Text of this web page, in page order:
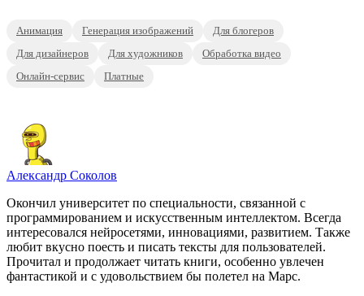
Анимация Генерация изображений
Для блогеров
Для дизайнеров
Для художников
Обработка видео
Онлайн-сервис
Платные
Александр Соколов
Окончил университет по специальности, связанной с
программированием и искусственным интеллектом. Всегда
интересовался нейросетями, инновациями, развитием. Также
любит вкусно поесть и писать тексты для пользователей.
Прочитал и продолжает читать книги, особенно увлечен
фантастикой и с удовольствием бы полетел на Марс.